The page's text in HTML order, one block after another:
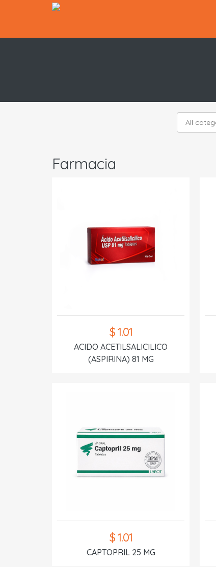
Farmacia
$ 1.01
ACIDO ACETILSALICILICO
(ASPIRINA) 81 MG
$ 1.01
CAPTOPRIL 25 MG